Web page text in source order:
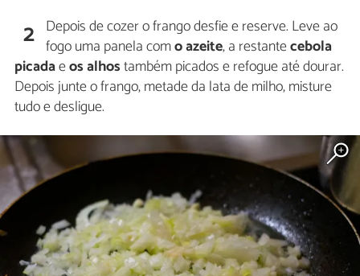
2 Depois de cozer o frango desfie e reserve. Leve ao
fogo uma panela como azeite, a restantecebola
picadaeos alhostambém picados e refogue até dourar.
Depois junte o frango, metade da lata de milho, misture
tudo e desligue.